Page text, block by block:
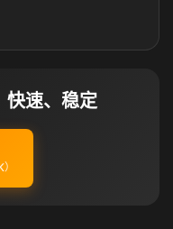
快速、稳定